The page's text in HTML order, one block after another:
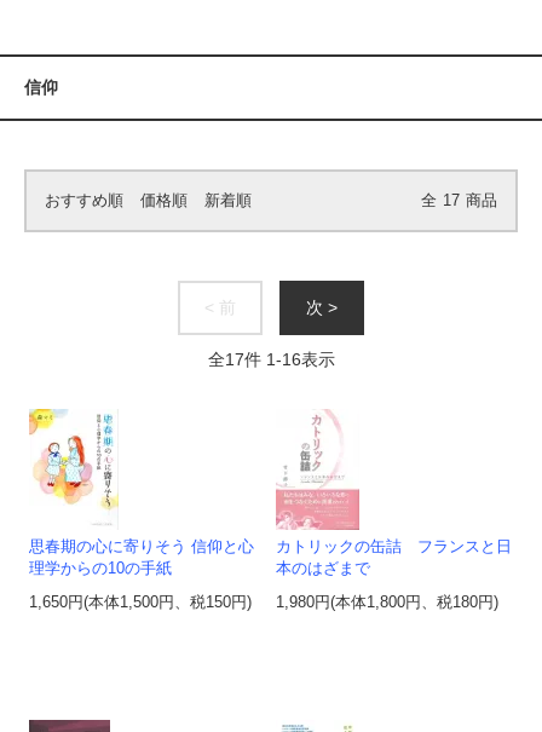
信仰
おすすめ順 価格順 新着順 全 17 商品
< 前 次 >
全17件 1-16表示
思春期の心に寄りそう 信仰と心
理学からの10の手紙
1,650円(本体1,500円、税150円)
カトリックの缶詰 フランスと日
本のはざまで
1,980円(本体1,800円、税180円)